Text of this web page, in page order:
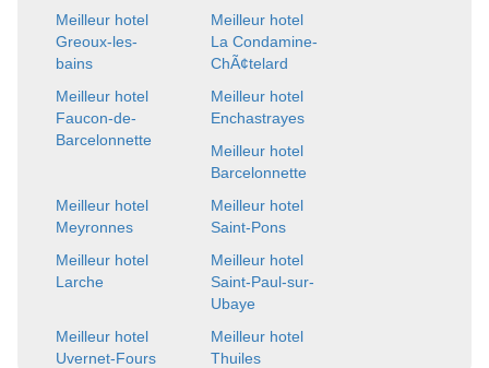
Meilleur hotel
Greoux-les-
bains
Meilleur hotel
La Condamine-
ChÃ¢telard
Meilleur hotel
Faucon-de-
Barcelonnette
Meilleur hotel
Enchastrayes
Meilleur hotel
Barcelonnette
Meilleur hotel
Meyronnes
Meilleur hotel
Saint-Pons
Meilleur hotel
Larche
Meilleur hotel
Saint-Paul-sur-
Ubaye
Meilleur hotel
Uvernet-Fours
Meilleur hotel
Thuiles